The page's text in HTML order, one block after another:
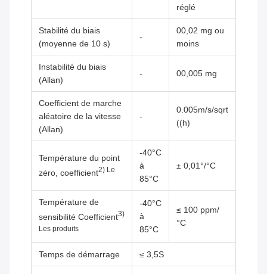
réglé
Stabilité du biais
(moyenne de 10 s)
-
00,02 mg ou
moins
Instabilité du biais
(Allan)
- 00,005 mg
Coefficient de marche
aléatoire de la vitesse
(Allan)
-
0.005m/s/sqrt
((h)
Température du point
zéro, coefficient2) Le
-40°C
à
85°C
± 0,01°/°C
Température de
sensibilité Coefficient3)
Les produits
-40°C
à
85°C
≤ 100 ppm/
°C
Temps de démarrage ≤ 3,5S